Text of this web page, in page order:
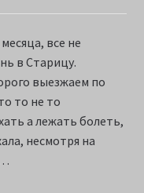
все не
в Старицу.
выезжаем по
то не то
а лежать болеть,
несмотря на